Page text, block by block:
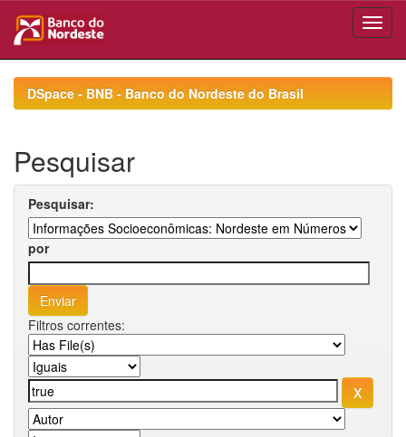
navigationDSpace - BNB - Banco do Nordeste do Brasil
Pesquisar
Pesquisar:
por
Filtros correntes: